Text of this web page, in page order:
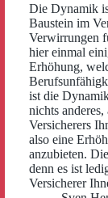
Die Dynamik
Baustein im
Verwirrungen
hier einmal
Erhöhung,
ist die
nichts anderes,
Versicherers
also eine
anzubieten.
denn es ist
Versicherer